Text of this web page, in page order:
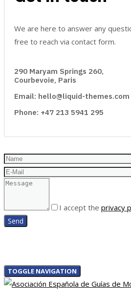
We are here to answer any
free to reach via contact form.
290 Maryam Springs 260,
Courbevoie, Paris
Email: hello@liquid-themes.com
Phone: +47 213 5941 295
I accept the privacy
TOGGLE NAVIGATION